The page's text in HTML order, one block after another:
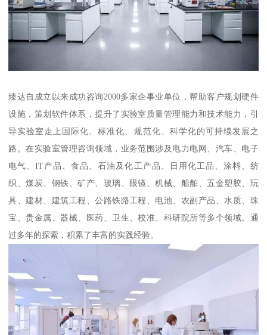
臻达自成立以来成功咨询2000多家企事业单位，帮助客户规划硬件
设施，策划软件体系，提升了实验室质量管理能力和技术能力，引
导实验室走上国际化、标准化、规范化、科学化的可持续发展之
路。在实验室管理咨询领域，业务范围涉及电力电网、汽车、电子
电气、IT产品、食品、石油及化工产品、日用化工品、涂料、纺
织、煤炭、钢铁、矿产、玻璃、眼镜、机械、船舶、五金塑胶、玩
具、建材、建筑工程、公路铁路工程、电池、农副产品、水质、珠
宝、贵金属、器械、医药、卫生、校准、科研院所等多个领域。通
过多年的探索，积累了丰富的实践经验。